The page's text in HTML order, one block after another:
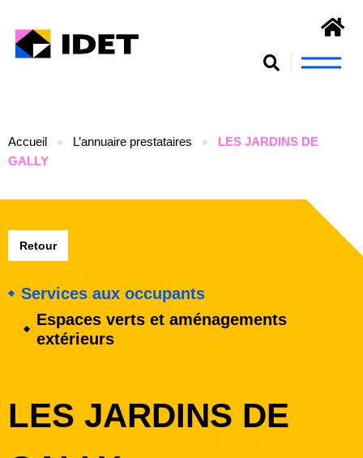
Accueil L’annuaire prestataires
LES JARDINS DE
GALLY
Retour
Services aux occupants
Espaces verts et aménagements
extérieurs
LES JARDINS DE